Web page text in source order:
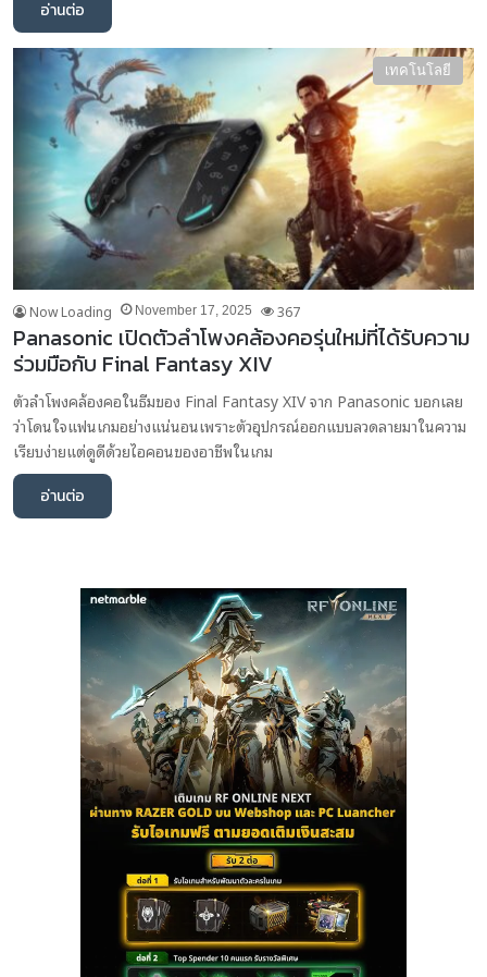
อ่านต่อ
เทคโนโลยี
Now Loading November 17, 2025 367
Panasonic เปิดตัวลำโพงคล้องคอรุ่นใหม่ที่ได้รับความ
ร่วมมือกับ Final Fantasy XIV
ตัวลำโพงคล้องคอในธีมของ Final Fantasy XIV จาก Panasonic บอกเลย
ว่าโดนใจแฟนเกมอย่างแน่นอนเพราะตัวอุปกรณ์ออกแบบลวดลายมาในความ
เรียบง่ายแต่ดูดีด้วยไอคอนของอาชีพในเกม
อ่านต่อ